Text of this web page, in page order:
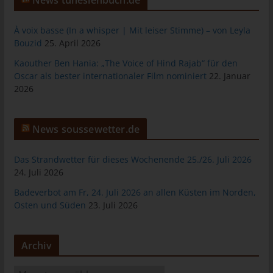
À voix basse (In a whisper | Mit leiser Stimme) – von Leyla
Bouzid 25. April 2026
Kaouther Ben Hania: „The Voice of Hind Rajab“ für den
Oscar als bester internationaler Film nominiert 22. Januar
2026
News soussewetter.de
Das Strandwetter für dieses Wochenende 25./26. Juli 2026
24. Juli 2026
Badeverbot am Fr, 24. Juli 2026 an allen Küsten im Norden,
Osten und Süden 23. Juli 2026
Archiv
informationstechnologischen Systeme und der Technik unserer
Strafverfolgungsbehörden im Falle eines Cyberangriffes die zur
Strafverfolgung notwendigen Informationen bereitzustellen.
Diese anonym erhobenen Daten und Informationen werden
durch uns daher einerseits statistisch und ferner mit dem Ziel
ausgewertet, den Datenschutz und die Datensicherheit in
Schutzniveau für die von uns verarbeiteten personenbezogenen
Daten sicherzustellen. Die anonymen Daten der Server-Logfiles
werden getrennt von allen durch eine betroffene Person
angegebenen personenbezogenen Daten gespeichert.
Registrierung auf unserer Internetseite
Die betroffene Person hat die Möglichkeit, sich auf der
Angabe von personenbezogenen Daten zu registrieren. Welche
personenbezogenen Daten dabei an den für die Verarbeitung